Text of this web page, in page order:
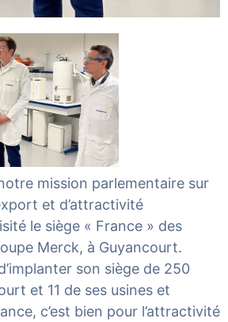
mission parlementaire sur
et d’attractivité
le siège « France » des
Merck, à Guyancourt.
son siège de 250
et 11 de ses usines et
c’est bien pour l’attractivité